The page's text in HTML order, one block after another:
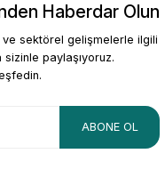
Haberdar Olun
sektörel gelişmelerle ilgili
sizinle paylaşıyoruz.
ABONE OL